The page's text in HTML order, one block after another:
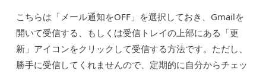
こちらは「メール通知をOFF」を選択しておき、Gmailを
開いて受信する、もしくは受信トレイの上部にある「更
新」アイコンをクリックして受信する方法です。ただし、
勝手に受信してくれませんので、定期的に自分からチェッ